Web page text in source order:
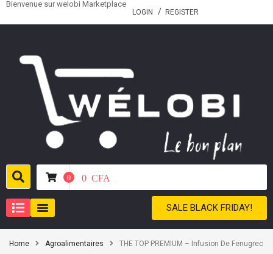
Bienvenue sur welobi Marketplace
LOGIN REGISTER
0 0 CFA
SALE BLACK FRIDAY!
Home Agroalimentaires THE TOP PREMIUM – Infusion De Fenugrec